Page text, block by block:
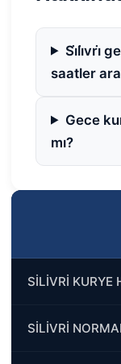
SİLİVRİ KURYE
SİLİVRİ
Si̇li̇vri̇
saatler
Gece
mı?